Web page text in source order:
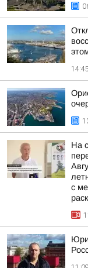
14:45
На
с